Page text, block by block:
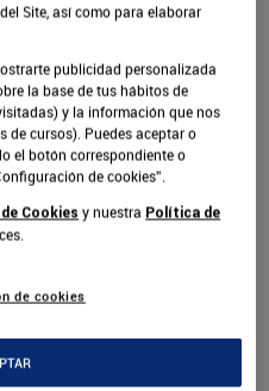
Site, así como para elaborar
publicidad personalizada
la base de tus hábitos de
y la información que nos
de cursos). Puedes aceptar o
el botón correspondiente o
de cookies”.
Cookies y nuestra Política de
de cookies